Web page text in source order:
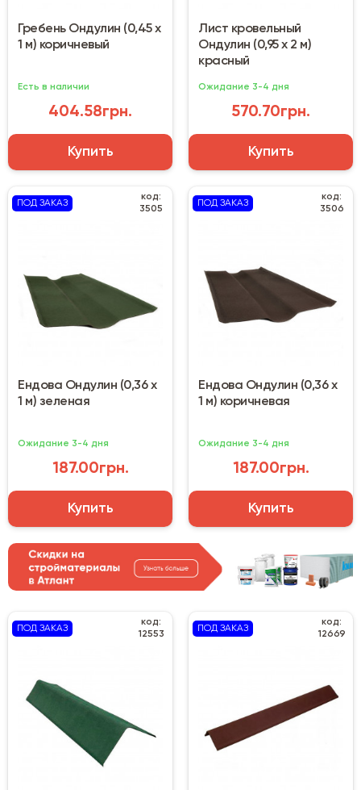
Гребень Ондулин (0,45 х
1 м) коричневый
Есть в наличии
404.58грн.
Купить
Лист кровельный
Ондулин (0,95 х 2 м)
красный
Ожидание 3-4 дня
570.70грн.
Купить
ПОД ЗАКАЗ
код:
3505
Ендова Ондулин (0,36 х
1 м) зеленая
Ожидание 3-4 дня
187.00грн.
Купить
ПОД ЗАКАЗ
код:
3506
Ендова Ондулин (0,36 х
1 м) коричневая
Ожидание 3-4 дня
187.00грн.
Купить
ПОД ЗАКАЗ
код:
12553
ПОД ЗАКАЗ
код:
12669